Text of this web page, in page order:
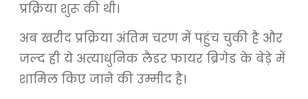
प्रक्रिया शुरू की थी।
अब खरीद प्रक्रिया अंतिम चरण में पहुंच चुकी है और
जल्द ही ये अत्याधुनिक लैडर फायर ब्रिगेड के बेड़े में
शामिल किए जाने की उम्मीद है।